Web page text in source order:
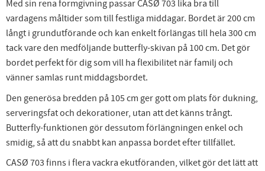
Med sin rena formgivning passar CASØ 703 lika bra till
vardagens måltider som till festliga middagar. Bordet är 200 cm
långt i grundutförande och kan enkelt förlängas till hela 300 cm
tack vare den medföljande butterfly-skivan på 100 cm. Det gör
bordet perfekt för dig som vill ha flexibilitet när familj och
vänner samlas runt middagsbordet.
Den generösa bredden på 105 cm ger gott om plats för dukning,
serveringsfat och dekorationer, utan att det känns trångt.
Butterfly-funktionen gör dessutom förlängningen enkel och
smidig, så att du snabbt kan anpassa bordet efter tillfället.
CASØ 703 finns i flera vackra ekutföranden, vilket gör det lätt att